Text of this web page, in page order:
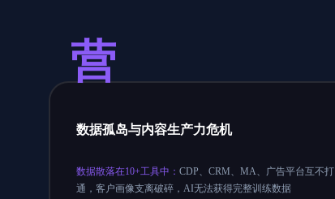
营
数据孤岛与内容生产力危机
数据散落在10+工具中： CDP、CRM、MA、广告平台互不打
通，客户画像支离破碎，AI无法获得完整训练数据